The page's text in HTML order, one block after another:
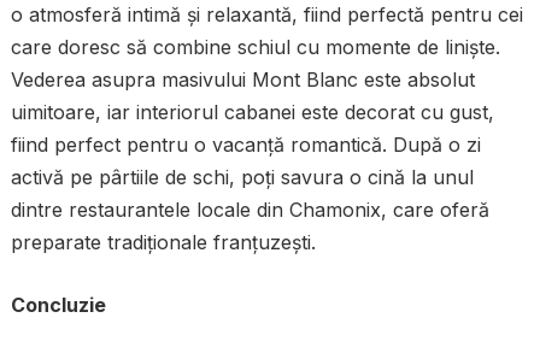
o atmosferă intimă și relaxantă, fiind perfectă pentru cei
care doresc să combine schiul cu momente de liniște.
Vederea asupra masivului Mont Blanc este absolut
uimitoare, iar interiorul cabanei este decorat cu gust,
fiind perfect pentru o vacanță romantică. După o zi
activă pe pârtiile de schi, poți savura o cină la unul
dintre restaurantele locale din Chamonix, care oferă
preparate tradiționale franțuzești.
Concluzie